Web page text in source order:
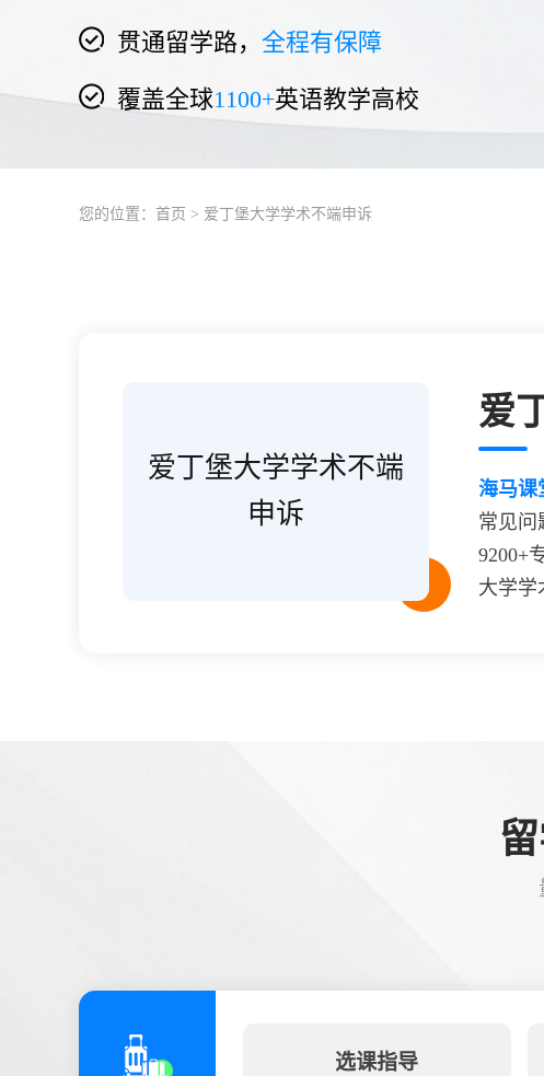
贯通留学路， 全程有保障
覆盖全球1100+英语教学高校
您的位置： 首页 > 爱丁堡大学学术不端申诉
爱丁堡大学学术不端
申诉
爱
海马课
常见问
9200+
大学学
选课指导